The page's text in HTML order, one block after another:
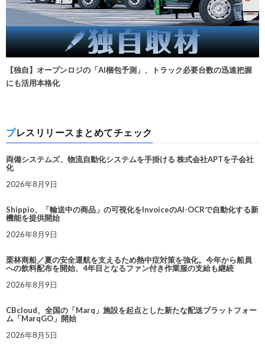
【独自】オープンロジの「AI梱包予測」、トラック必要台数の迅速把握
にも活用本格化
プレスリリースまとめてチェック
両備システムズ、物流自動化システムを手掛ける 株式会社APTを子会社
化
2026年8月9日
Shippio、「輸送中の商品」の可視化をInvoiceのAI-OCRで自動化する新
機能を提供開始
2026年8月9日
栗林商船／夏の安全運航を支えるため熱中症対策を強化。今年から船員
への飲料配布を開始、4年目となるファン付き作業服の支給も継続
2026年8月9日
CBcloud、全国の「Marq」施設を起点とした新たな配送プラットフォー
ム「MarqGO」開始
2026年8月5日